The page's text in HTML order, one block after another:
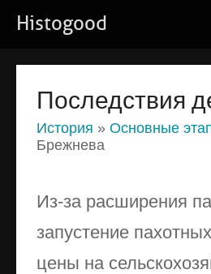
Histogood
Последствия
История » Основные
Брежнева
Из-за расширения
запустение
цены на